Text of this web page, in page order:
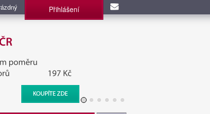
Přihlášení
BIS, Zpravodajské